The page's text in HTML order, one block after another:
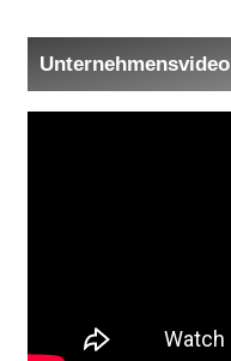
Unternehmensvideo